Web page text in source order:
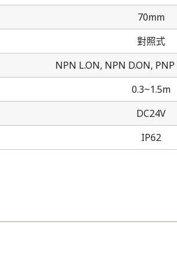
70mm
對照式
NPN L.ON, NPN D.ON, PNP
0.3~1.5m
DC24V
IP62